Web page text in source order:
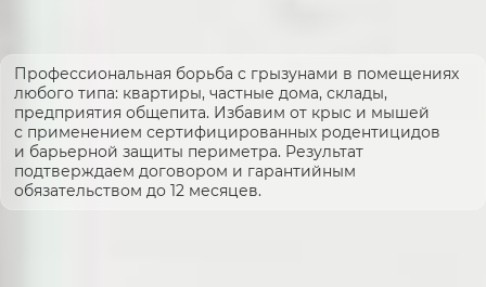
Профессиональная борьба с грызунами в помещениях
любого типа: квартиры, частные дома, склады,
предприятия общепита. Избавим от крыс и мышей
с применением сертифицированных родентицидов
и барьерной защиты периметра. Результат
подтверждаем договором и гарантийным
обязательством до 12 месяцев.